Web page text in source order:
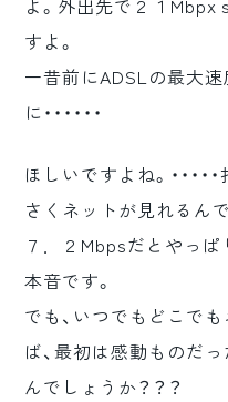
よ。外出先で２１Mbpx
すよ。
一昔前にADSLの最大
に・・・・・・
ほしいですよね。・・・
さくネットが見れるんで
７．２Mbpsだとやっ
本音です。
でも、いつでもどこで
ば、最初は感動ものだ
んでしょうか？？？